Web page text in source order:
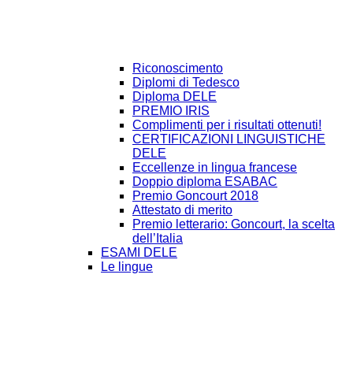
Riconoscimento
Diplomi di Tedesco
Diploma DELE
PREMIO IRIS
Complimenti per i risultati ottenuti!
CERTIFICAZIONI LINGUISTICHE
DELE
Eccellenze in lingua francese
Doppio diploma ESABAC
Premio Goncourt 2018
Attestato di merito
Premio letterario: Goncourt, la scelta
dell’Italia
ESAMI DELE
Le lingue